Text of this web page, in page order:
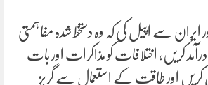
ایران سے اپیل کی کہ وہ دستخط شدہ مفاہمتی
کریں، اختلافات کو مذاکرات اور بات
اور طاقت کے استعمال سے گریز